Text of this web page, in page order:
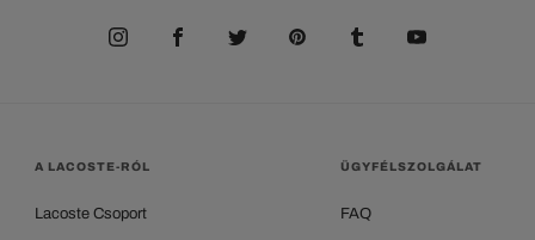
A LACOSTE-RÓL
Lacoste Csoport
ÜGYFÉLSZOLGÁLAT
FAQ